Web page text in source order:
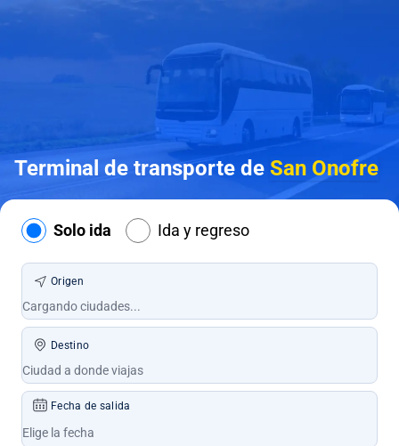
Terminal de transporte de San Onofre
Solo ida Ida y regreso
Origen
Destino
Fecha de salida